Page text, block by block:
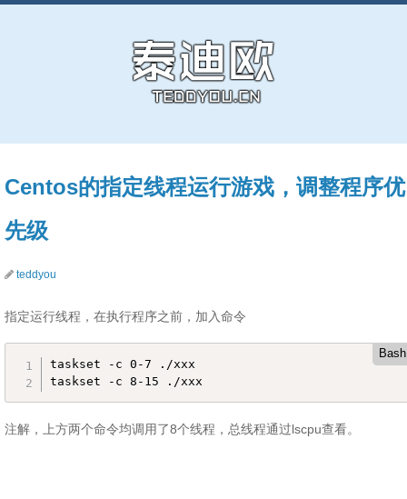
Centos的指定线程运行游戏，调整程序优
先级
teddyou
指定运行线程，在执行程序之前，加入命令
Bash
taskset -c 0-7 ./xxx
taskset -c 8-15 ./xxx
注解，上方两个命令均调用了8个线程，总线程通过lscpu查看。